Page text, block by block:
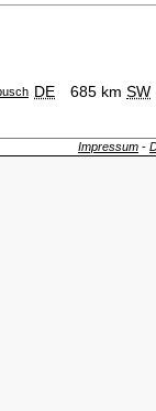
DE 685 km SW
Impressum -